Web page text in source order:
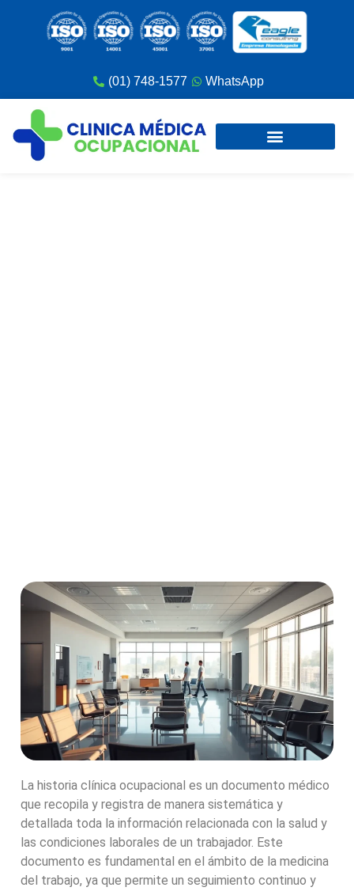
(01) 748-1577 WhatsApp
La historia clínica ocupacional es un documento médico
que recopila y registra de manera sistemática y
detallada toda la información relacionada con la salud y
las condiciones laborales de un trabajador. Este
documento es fundamental en el ámbito de la medicina
del trabajo, ya que permite un seguimiento continuo y